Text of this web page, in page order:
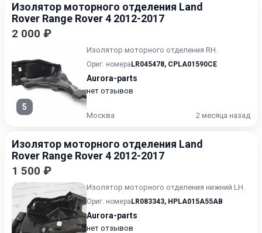
Изолятор моторного отделения Land
Rover Range Rover 4 2012-2017
2 000 ₽
5
Изолятор моторного отделения RH.
Ориг. номера LR045478, CPLA01590CE
Aurora-parts
нет отзывов
Москва 2 месяца назад
Изолятор моторного отделения Land
Rover Range Rover 4 2012-2017
1 500 ₽
Изолятор моторного отделения нижний LH.
Ориг. номера LR083343, HPLA015A55AB
Aurora-parts
нет отзывов